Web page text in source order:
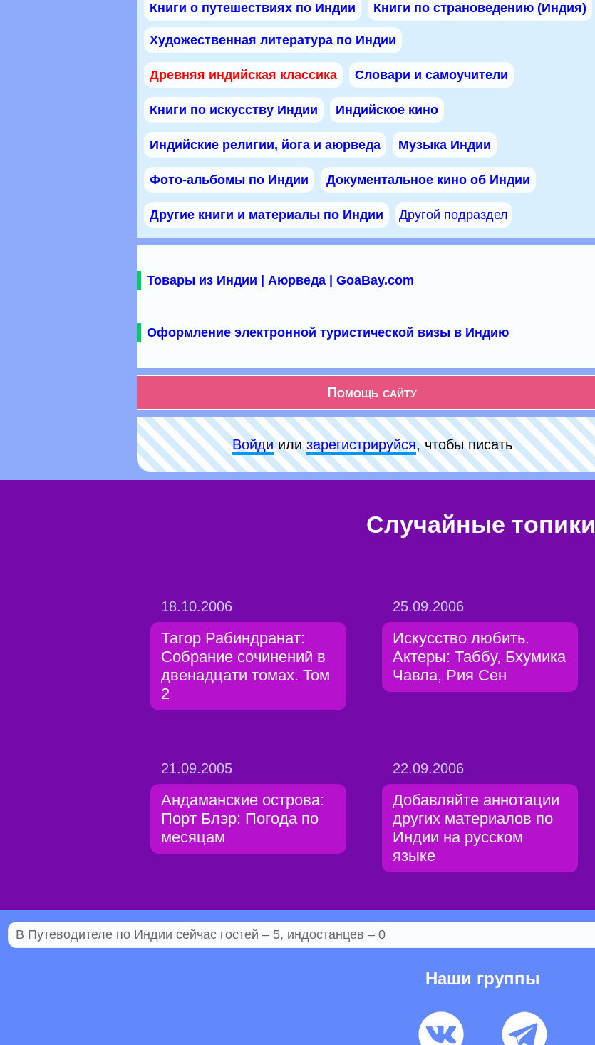
Книги о путешествиях по Индии Книги по страноведению (Индия)
Художественная литература по Индии
Древняя индийская классика Словари и самоучители
Книги по искусству Индии Индийское кино
Индийские религии, йога и аюрведа Музыка Индии
Фото-альбомы по Индии Документальное кино об Индии
Другие книги и материалы по Индии Другой подраздел
Товары из Индии | Аюрведа | GoaBay.com
Оформление электронной туристической визы в Индию
Помощь сайту
Войдиилизарeгиcтpируйся, чтобы писать
Случайные топики
18.10.2006
Тагор Рабиндранат:
Собрание сочинений в
двенадцати томах. Том
2
25.09.2006
Искусство любить.
Актеры: Таббу, Бхумика
Чавла, Рия Сен
21.09.2005
Андаманские острова:
Порт Блэр: Погода по
месяцам
22.09.2006
Добавляйте аннотации
других материалов по
Индии на русском
языке
В Путеводителе по Индии сейчас гостей – 5, индостанцев – 0
Наши группы